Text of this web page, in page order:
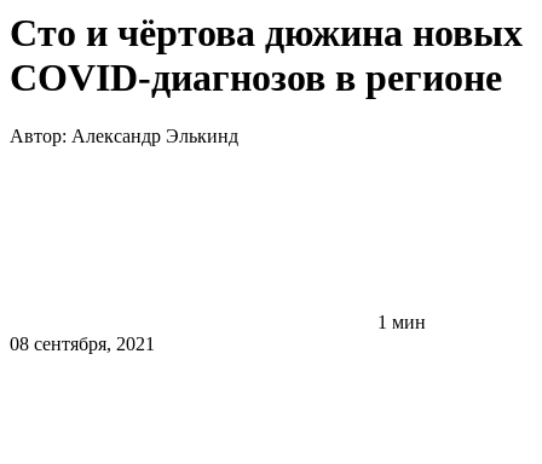
Сто и чёртова дюжина новых
COVID-диагнозов в регионе
Автор: Александр Элькинд
1 мин
08 сентября, 2021